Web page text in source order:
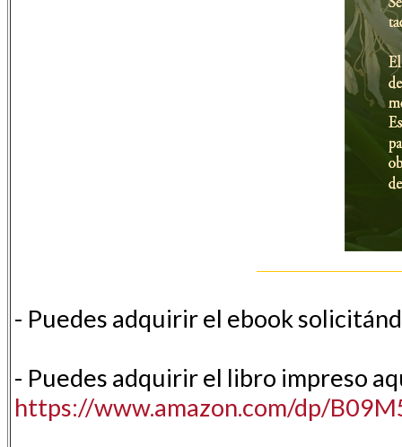
- Puedes adquirir el ebook
- Puedes adquirir el libro impreso
https://www.amazon.com/dp/